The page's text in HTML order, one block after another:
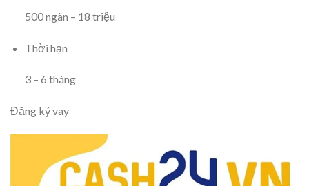
500ngàn – 18 triệu
Thời hạn
3– 6 tháng
Đăng ký vay